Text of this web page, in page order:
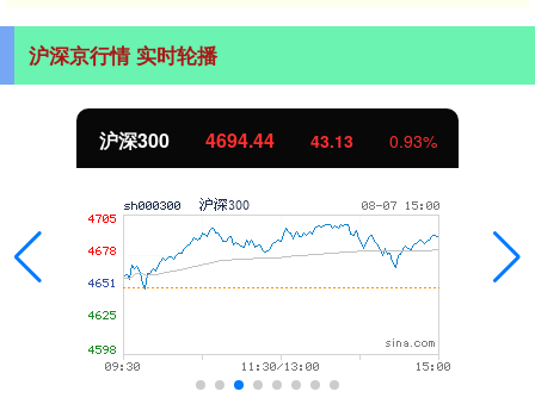
沪深京行情 实时轮播
沪深300 4694.44 43.13 0.93%